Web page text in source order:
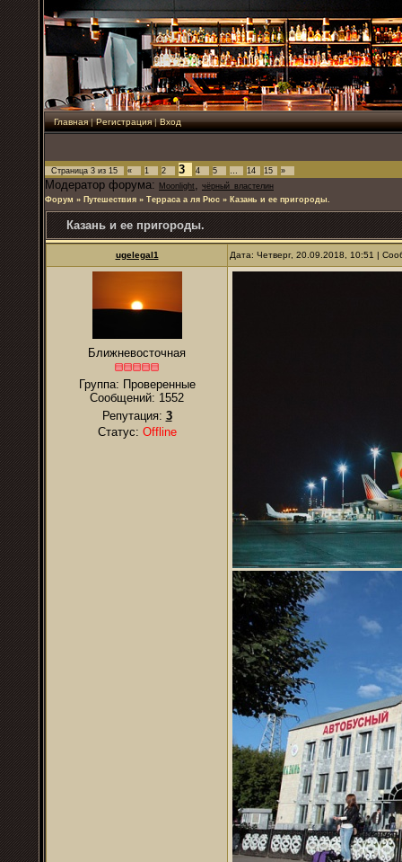
Главная|Регистрация|Вход
Страница 3 из 15 « 1 2 3 4 5 … 14 15 »
Модератор форума: Moonlight , чёрный_властелин
Форум » Путешествия » Терраса а ля Рюс » Казань и ее пригороды.
Казань и ее пригороды.
ugelegal1 Дата: Четверг, 20.09.2018, 10:51 |
Ближневосточная
Группа: Проверенные
Сообщений: 1552
Репутация: 3
Статус: Offline